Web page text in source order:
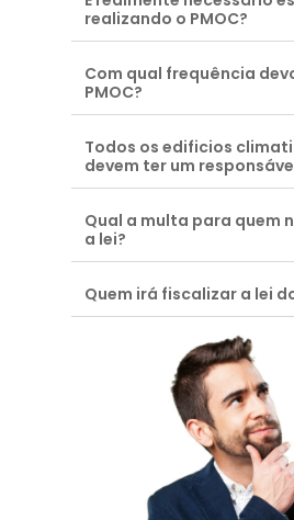
realizando o PMOC?
Com qual frequência
PMOC?
Todos os edificios
devem ter um
Qual a multa para quem
a lei?
Quem irá fiscalizar a lei